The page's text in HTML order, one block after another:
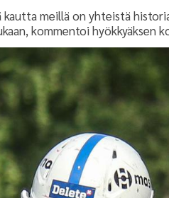
meillä on yhteistä
kommentoi hyökkyäksen